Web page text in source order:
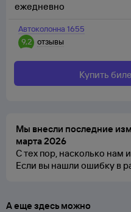
Автоколонна 1655
9,2 отзывы
ежедневно
Купить
Мы внесли последние
марта 2026
С тех пор, насколько нам
Если вы нашли ошибку в
А еще здесь можно